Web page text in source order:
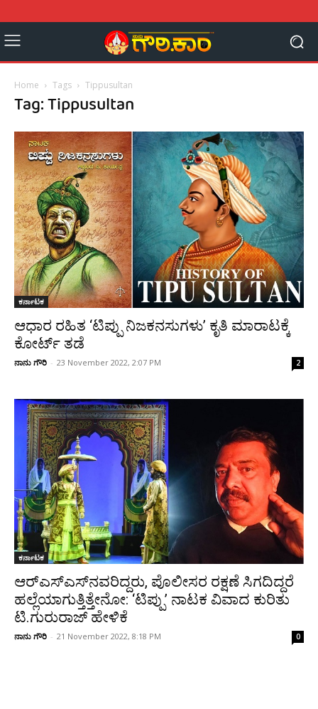
Home Tags Tippusultan
Tag: Tippusultan
ಕರ್ನಾಟಕ
ಆಧಾರ ರಹಿತ ‘ಟಿಪ್ಪು ನಿಜಕನಸುಗಳು’ ಕೃತಿ ಮಾರಾಟಕ್ಕೆ
ಕೋರ್ಟ್ ತಡೆ
ನಾನು ಗೌರಿ - 23 November 2022, 2:07 PM 2
ಕರ್ನಾಟಕ
ಆರ್‌ಎಸ್‌ಎಸ್‌ನವರಿದ್ದರು, ಪೊಲೀಸರ ರಕ್ಷಣೆ ಸಿಗದಿದ್ದರೆ
ಹಲ್ಲೆಯಾಗುತ್ತಿತ್ತೇನೋ: ‘ಟಿಪ್ಪು’ ನಾಟಕ ವಿವಾದ ಕುರಿತು
ಟಿ.ಗುರುರಾಜ್ ಹೇಳಿಕೆ
ನಾನು ಗೌರಿ - 21 November 2022, 8:18 PM 0